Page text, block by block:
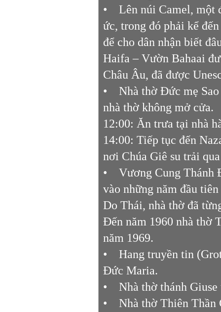
• Lên núi Camel, một
ức, trong đó phải kể
để cho dân nhận biết
Haifa – Vườn Bahaai
Châu Âu, đã được
• Nhà thờ Đức mẹ Sao
nhà thờ không mở cửa.
12:00: Ăn trưa tại nhà
14:00: Tiếp tục đến
nơi Chúa Giê su trải
• Vương Cung Thánh
vào những năm đầu
Do Thái, nhà thờ đã
Đến năm 1960 nhà thờ
năm 1969.
• Hang truyền tin
Đức Maria.
• Nhà thờ thánh Giuse
• Nhà thờ Thiên Thần